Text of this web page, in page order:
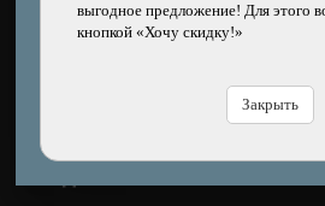
выгодное предложение! Для этого
кнопкой «Хочу скидку!»
Закрыть
КАК ОПЛАТИТЬ?